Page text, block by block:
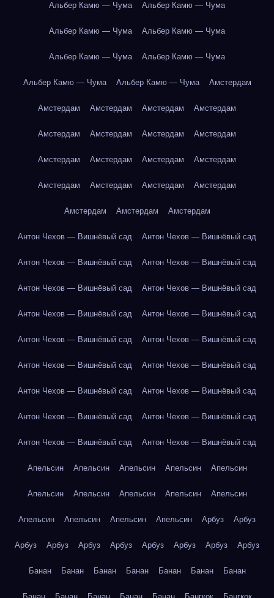
Альбер Камю — Чума Альбер Камю — Чума
Альбер Камю — Чума Альбер Камю — Чума
Альбер Камю — Чума Альбер Камю — Чума
Альбер Камю — Чума Альбер Камю — Чума Амстердам
Амстердам Амстердам Амстердам Амстердам
Амстердам Амстердам Амстердам Амстердам
Амстердам Амстердам Амстердам Амстердам
Амстердам Амстердам Амстердам Амстердам
Амстердам Амстердам Амстердам
Антон Чехов — Вишнёвый сад Антон Чехов — Вишнёвый сад
Антон Чехов — Вишнёвый сад Антон Чехов — Вишнёвый сад
Антон Чехов — Вишнёвый сад Антон Чехов — Вишнёвый сад
Антон Чехов — Вишнёвый сад Антон Чехов — Вишнёвый сад
Антон Чехов — Вишнёвый сад Антон Чехов — Вишнёвый сад
Антон Чехов — Вишнёвый сад Антон Чехов — Вишнёвый сад
Антон Чехов — Вишнёвый сад Антон Чехов — Вишнёвый сад
Антон Чехов — Вишнёвый сад Антон Чехов — Вишнёвый сад
Антон Чехов — Вишнёвый сад Антон Чехов — Вишнёвый сад
Апельсин Апельсин Апельсин Апельсин Апельсин
Апельсин Апельсин Апельсин Апельсин Апельсин
Апельсин Апельсин Апельсин Апельсин Арбуз Арбуз
Арбуз Арбуз Арбуз Арбуз Арбуз Арбуз Арбуз Арбуз
Банан Банан Банан Банан Банан Банан Банан